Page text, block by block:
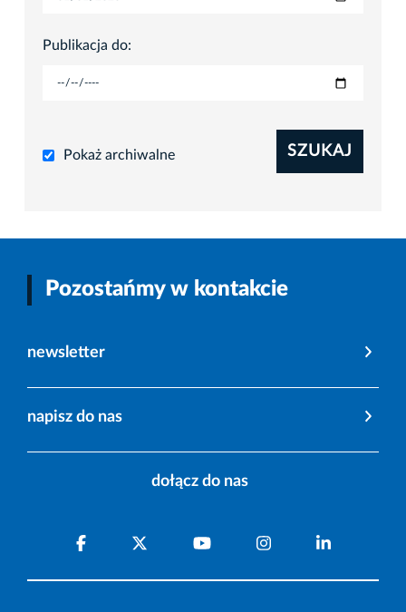
Publikacja do:
Pokaż archiwalne SZUKAJ
Pozostańmy w kontakcie
newsletter
napisz do nas
dołącz do nas